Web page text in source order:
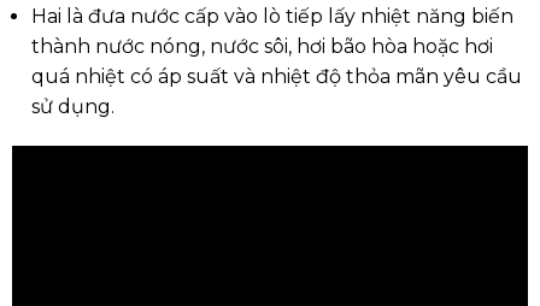
Hai là đưa nước cấp vào lò tiếp lấy nhiệt năng biến
thành nước nóng, nước sôi, hơi bão hòa hoặc hơi
quá nhiệt có áp suất và nhiệt độ thỏa mãn yêu cầu
sử dụng.